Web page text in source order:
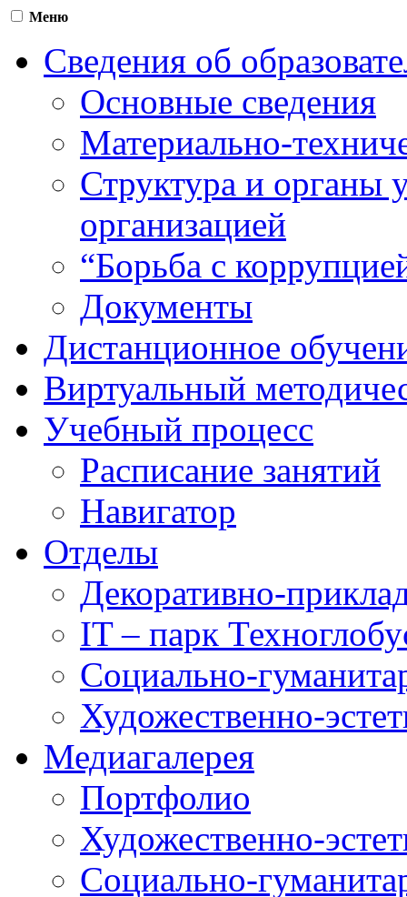
Меню
Сведения об
Основные сведения
Материально-
Структура и органы
организацией
“Борьба с
Документы
Дистанционное
Виртуальный
Учебный процесс
Расписание занятий
Навигатор
Отделы
Декоративно-
IT – парк
Социально-
Художественно-
Медиагалерея
Портфолио
Художественно-
Социально-